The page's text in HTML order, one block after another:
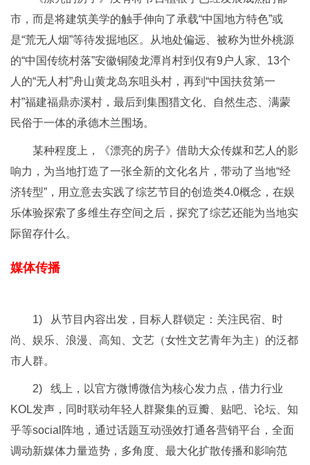
市，而是将建筑美学的触手伸向了承载“中国地方特色”或
是“荒无人烟”等待发掘地区。从地处偏远、被称为世外桃源
的“中国传统村落”安徽铜陵龙潭肖村到仅有9户人家、13个
人的“无人村”舟山黄龙岛东咀头村，再到“中国扶贫第一
村”福建福鼎赤溪村，最后到集围猎文化、自然生态、满蒙
民俗于一体的承德木兰围场。
某种程度上，《漂亮的房子》借助大众传媒和艺人的影
响力，为当地打造了一张全新的文化名片，带动了当地“经
济转型”，用立意去实践了综艺节目的创造类4.0概念，在娱
乐体验探索了多维生存空间之后，探究了综艺还能为当地实
际留存什么。
媒体传播
1) 从节目内容出发，目标人群锁定：关注民宿、时
尚、娱乐、浪漫、高知、文艺（女性文艺青年为主）的泛都
市人群。
2) 线上，以官方微博微信为核心发力点，借力行业
KOL发声，同时联动年轻人群聚集的豆瓣、贴吧、论坛、知
乎等social阵地，通过话题互动强效打通各营销平台，全面
调动新媒体力量造势，多角度、最大化扩散传播和影响范